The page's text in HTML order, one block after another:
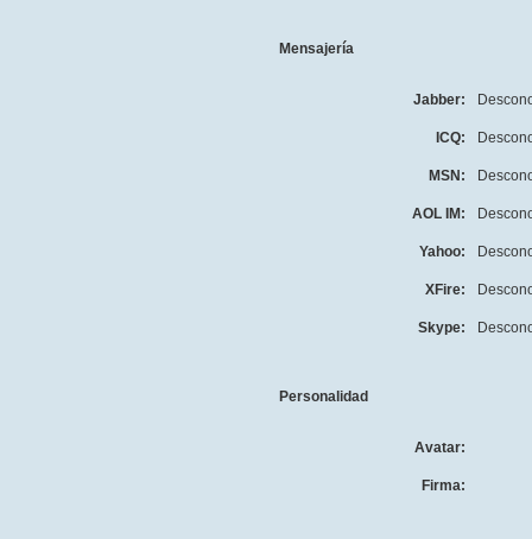
Mensajería
Jabber:
ICQ:
MSN:
AOL IM:
Yahoo:
XFire:
Skype:
Personalidad
Avatar:
Firma: